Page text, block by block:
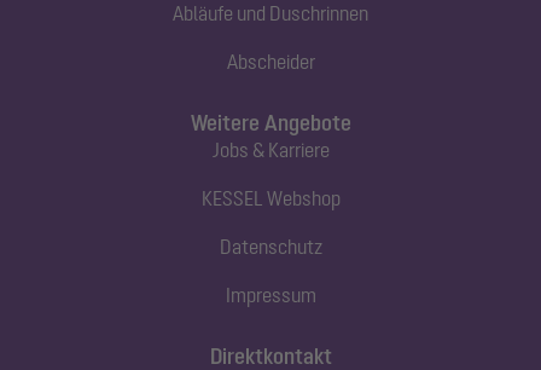
Abläufe und Duschrinnen
Abscheider
Direktkontakt
Weitere Angebote
Jobs & Karriere
KESSEL Webshop
Datenschutz
Impressum